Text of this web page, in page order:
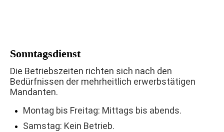
Sonntagsdienst
Die Betriebszeiten richten sich nach den
Bedürfnissen der mehrheitlich erwerbstätigen
Mandanten.
Montag bis Freitag: Mittags bis abends.
Samstag: Kein Betrieb.